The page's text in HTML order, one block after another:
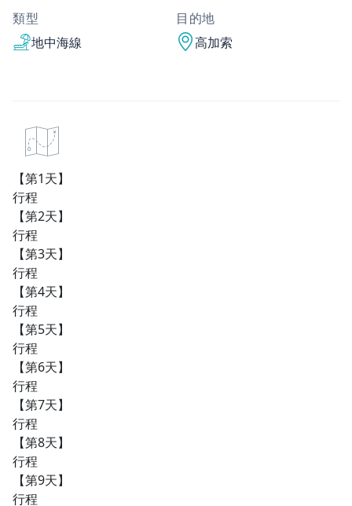
類型
地中海線
目的地
高加索
【第1天】
行程
【第2天】
行程
【第3天】
行程
【第4天】
行程
【第5天】
行程
【第6天】
行程
【第7天】
行程
【第8天】
行程
【第9天】
行程